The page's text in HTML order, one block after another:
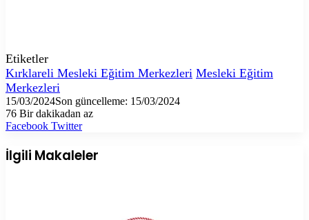
Etiketler
Kırklareli Mesleki Eğitim Merkezleri Mesleki Eğitim
Merkezleri
15/03/2024Son güncelleme: 15/03/2024
76 Bir dakikadan az
Facebook TwitterLinkedIn
Tumblr
Pinterest
Reddit
VKontakte
E-
ile
paylaş
Yazdır
İlgili Makaleler